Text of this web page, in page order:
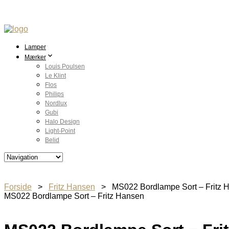
Lamper
Mærker
Louis Poulsen
Le Klint
Flos
Philips
Nordlux
Gubi
Halo Design
Light-Point
Belid
Forside > Fritz Hansen > MS022 Bordlampe Sort – Fritz
MS022 Bordlampe Sort – Fritz Hansen